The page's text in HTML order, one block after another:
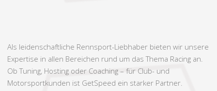
Als leidenschaftliche Rennsport-Liebhaber bieten wir unsere
Expertise in allen Bereichen rund um das Thema Racing an.
Ob Tuning, Hosting oder Coaching – für Club- und
Motorsportkunden ist GetSpeed ein starker Partner.